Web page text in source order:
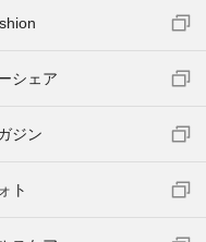
シェア
ジン
ト